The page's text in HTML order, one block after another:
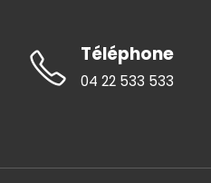
Téléphone
04 22 533 533